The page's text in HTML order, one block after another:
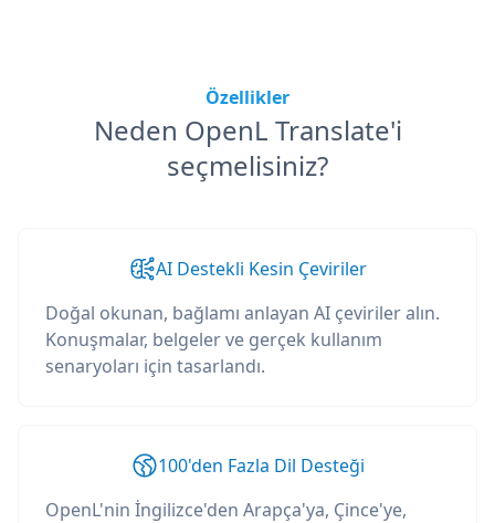
Özellikler
Neden OpenL Translate'i
seçmelisiniz?
AI Destekli Kesin Çeviriler
Doğal okunan, bağlamı anlayan AI çeviriler alın.
Konuşmalar, belgeler ve gerçek kullanım
senaryoları için tasarlandı.
100'den Fazla Dil Desteği
OpenL'nin İngilizce'den Arapça'ya, Çince'ye,